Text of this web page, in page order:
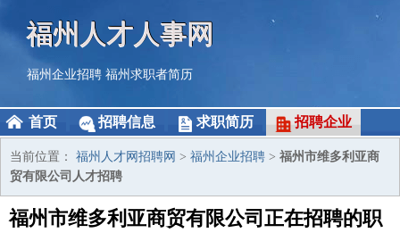
福州人才人事网
福州企业招聘 福州求职者简历
首页 招聘信息 求职简历 招聘企业
当前位置： 福州人才网招聘网 > 福州企业招聘 > 福州市维多利亚商
贸有限公司人才招聘
福州市维多利亚商贸有限公司正在招聘的职